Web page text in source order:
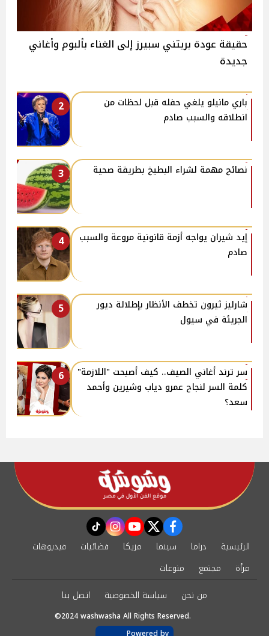
حقيقة عودة بريتني سبيرز إلى الغناء بألبوم وأغاني
جديدة
2
باري مانيلو يلغي حفله قبل لحظات من
انطلاقه والسبب صادم
3 نصائح مهمة لشراء البطيخ بطريقة صحية
4
إيد شيران يواجه أزمة قانونية مروعة والسبب
صادم
5
شارليز ثيرون تخطف الأنظار بإطلالة ديور
الجريئة في سيول
6
سر ترند أغاني الصيف.. كيف أصبحت "اللازمة"
كلمة السر لنجاح عمرو دياب وشيرين وأحمد
سعد؟
facebook
twitter
youtube
instagram
tiktok
الرئيسية دراما سينما مزيكا فضائيات
فيديوهات
مرأة
مجتمع
منوعات
من نحن
سياسة الخصوصية اتصل بنا
©2024 washwasha All Rights Reserved.
Powered by